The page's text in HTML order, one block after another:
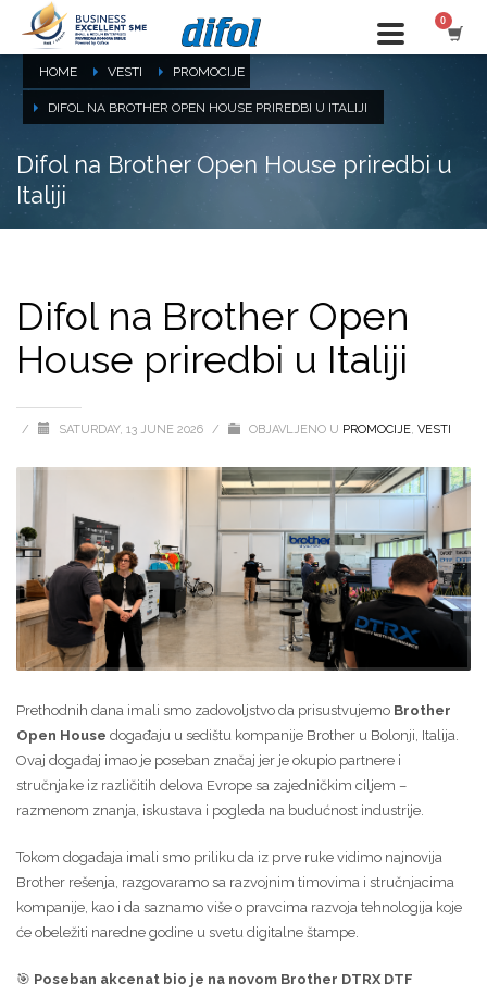
HOME VESTI PROMOCIJE
DIFOL NA BROTHER OPEN HOUSE PRIREDBI U ITALIJI
Difol na Brother Open House priredbi u
Italiji
Difol na Brother Open
House priredbi u Italiji
/ SATURDAY, 13 JUNE 2026 / OBJAVLJENO U PROMOCIJE, VESTI
Prethodnih dana imali smo zadovoljstvo da prisustvujemo Brother
Open House događaju u sedištu kompanije Brother u Bolonji, Italija.
Ovaj događaj imao je poseban značaj jer je okupio partnere i
stručnjake iz različitih delova Evrope sa zajedničkim ciljem –
razmenom znanja, iskustava i pogleda na budućnost industrije.
Tokom događaja imali smo priliku da iz prve ruke vidimo najnovija
Brother rešenja, razgovaramo sa razvojnim timovima i stručnjacima
kompanije, kao i da saznamo više o pravcima razvoja tehnologija koje
će obeležiti naredne godine u svetu digitalne štampe.
🎯 Poseban akcenat bio je na novom Brother DTRX DTF